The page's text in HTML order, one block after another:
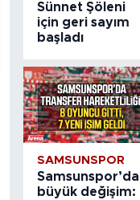
Sünnet Şöleni
için geri sayım
başladı
SAMSUNSPOR
Samsunspor’da
büyük değişim: